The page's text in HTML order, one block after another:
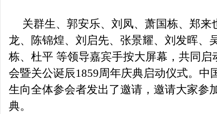
关群生、郭安乐、刘凤、萧国栋、郑
龙、陈锦煌、刘启先、张景耀、刘发晖、
栋、杜平 等领导嘉宾手按大屏幕，共同启
会暨关公诞辰1859周年庆典启动仪式。中
生向全体参会者发出了邀请，邀请大家参
典。